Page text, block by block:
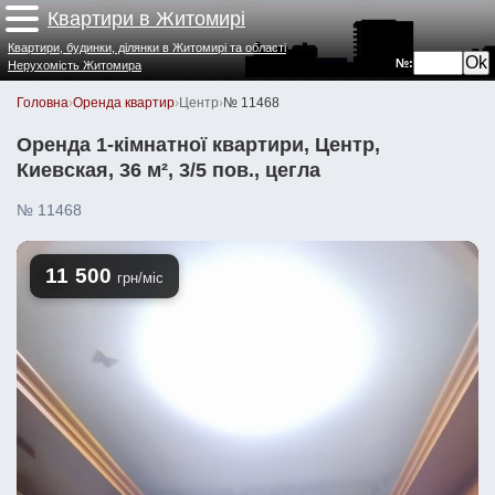
Квартири в Житомирі
№:
Квартири, будинки, ділянки в Житомирі та області
Нерухомість Житомира
Головна›Оренда квартир›Центр›№ 11468
Оренда 1-кімнатної квартири, Центр,
Киевская, 36 м², 3/5 пов., цегла
№ 11468
11 500 грн/міс